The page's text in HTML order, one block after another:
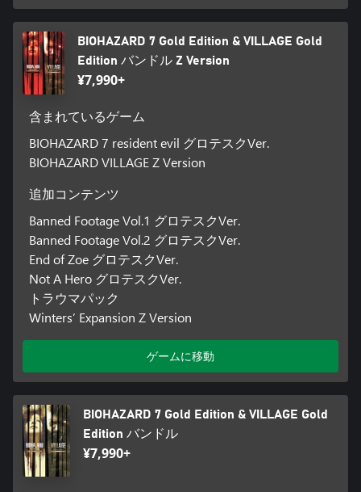
BIOHAZARD 7 Gold Edition & VILLAGE Gold
Edition バンドル Z Version
¥7,990+
含まれているゲーム
BIOHAZARD 7 resident evil グロテスクVer.
BIOHAZARD VILLAGE Z Version
追加コンテンツ
Banned Footage Vol.1 グロテスクVer.
Banned Footage Vol.2 グロテスクVer.
End of Zoe グロテスクVer.
Not A Hero グロテスクVer.
トラウマパック
Winters’ Expansion Z Version
ゲームに移動
BIOHAZARD 7 Gold Edition & VILLAGE Gold
Edition バンドル
¥7,990+